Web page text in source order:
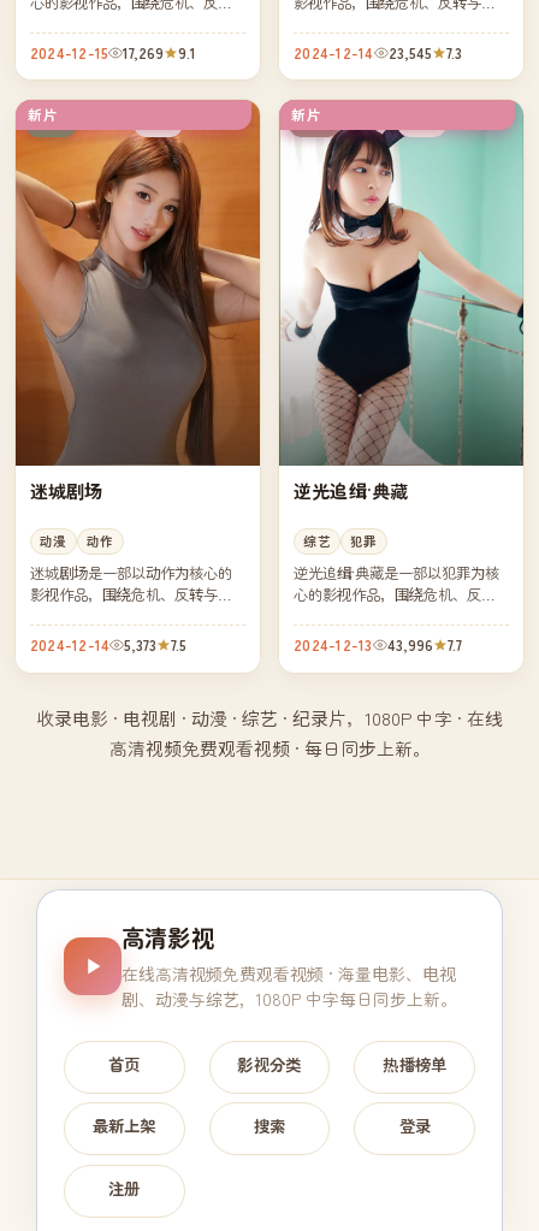
凑，值得推荐观看。
2024-12-15 17,269 9.1
得推荐观看。
2024-12-14 23,545 7.3
新片
日本
迷城剧场
动漫 动作
迷城剧场是一部以动作为核心的
影视作品，围绕危机、反转与人
得推荐观看。
2024-12-14 5,373 7.5
新片
中国
逆光追缉·典藏
综艺 犯罪
逆光追缉·典藏是一部以犯罪为核
心的影视作品，围绕危机、反转
凑，值得推荐观看。
2024-12-13 43,996 7.7
收录电影 · 电视剧 · 动漫 · 综艺 · 纪录片，1080P 中字 · 在线
高清视频免费观看视频 · 每日同步上新。
高清影视
在线高清视频免费观看视频 · 海量电影、电视
剧、动漫与综艺，1080P 中字每日同步上新。
首页 影视分类 热播榜单
最新上架 搜索 登录
注册